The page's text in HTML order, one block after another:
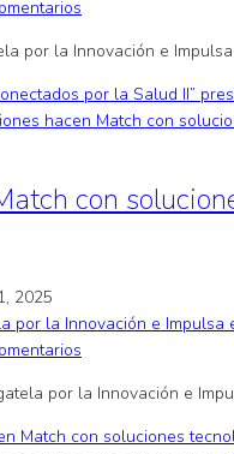
por la Innovación e
por la Salud II”
con
2025
por la Innovación e Impulsa
por la Innovación e
Match con soluciones